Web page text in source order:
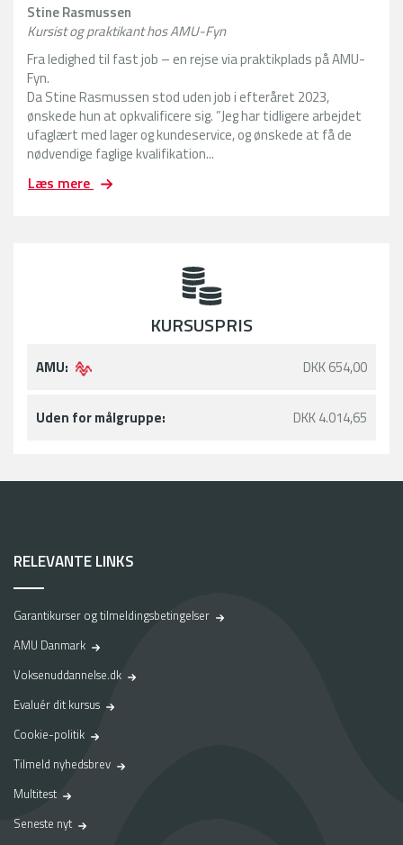
Stine Rasmussen
Kursist og praktikant hos AMU-Fyn
Fra ledighed til fast job – en rejse via praktikplads på AMU-
Fyn.
Da Stine Rasmussen stod uden job i efteråret 2023,
ønskede hun at opkvalificere sig. ”Jeg har tidligere arbejdet
ufaglært med lager og kundeservice, og ønskede at få de
nødvendige faglige kvalifikation...
r
–
e
r
e
s
e
i
a
r
k
Læs mere
KURSUSPRIS
AMU: DKK 654,00
Uden for målgruppe: DKK 4.014,65
RELEVANTE LINKS
Garantikurser og tilmeldingsbetingelser
AMU Danmark
Voksenuddannelse.dk
Evaluér dit kursus
Cookie-politik
Tilmeld nyhedsbrev
Multitest
Seneste nyt